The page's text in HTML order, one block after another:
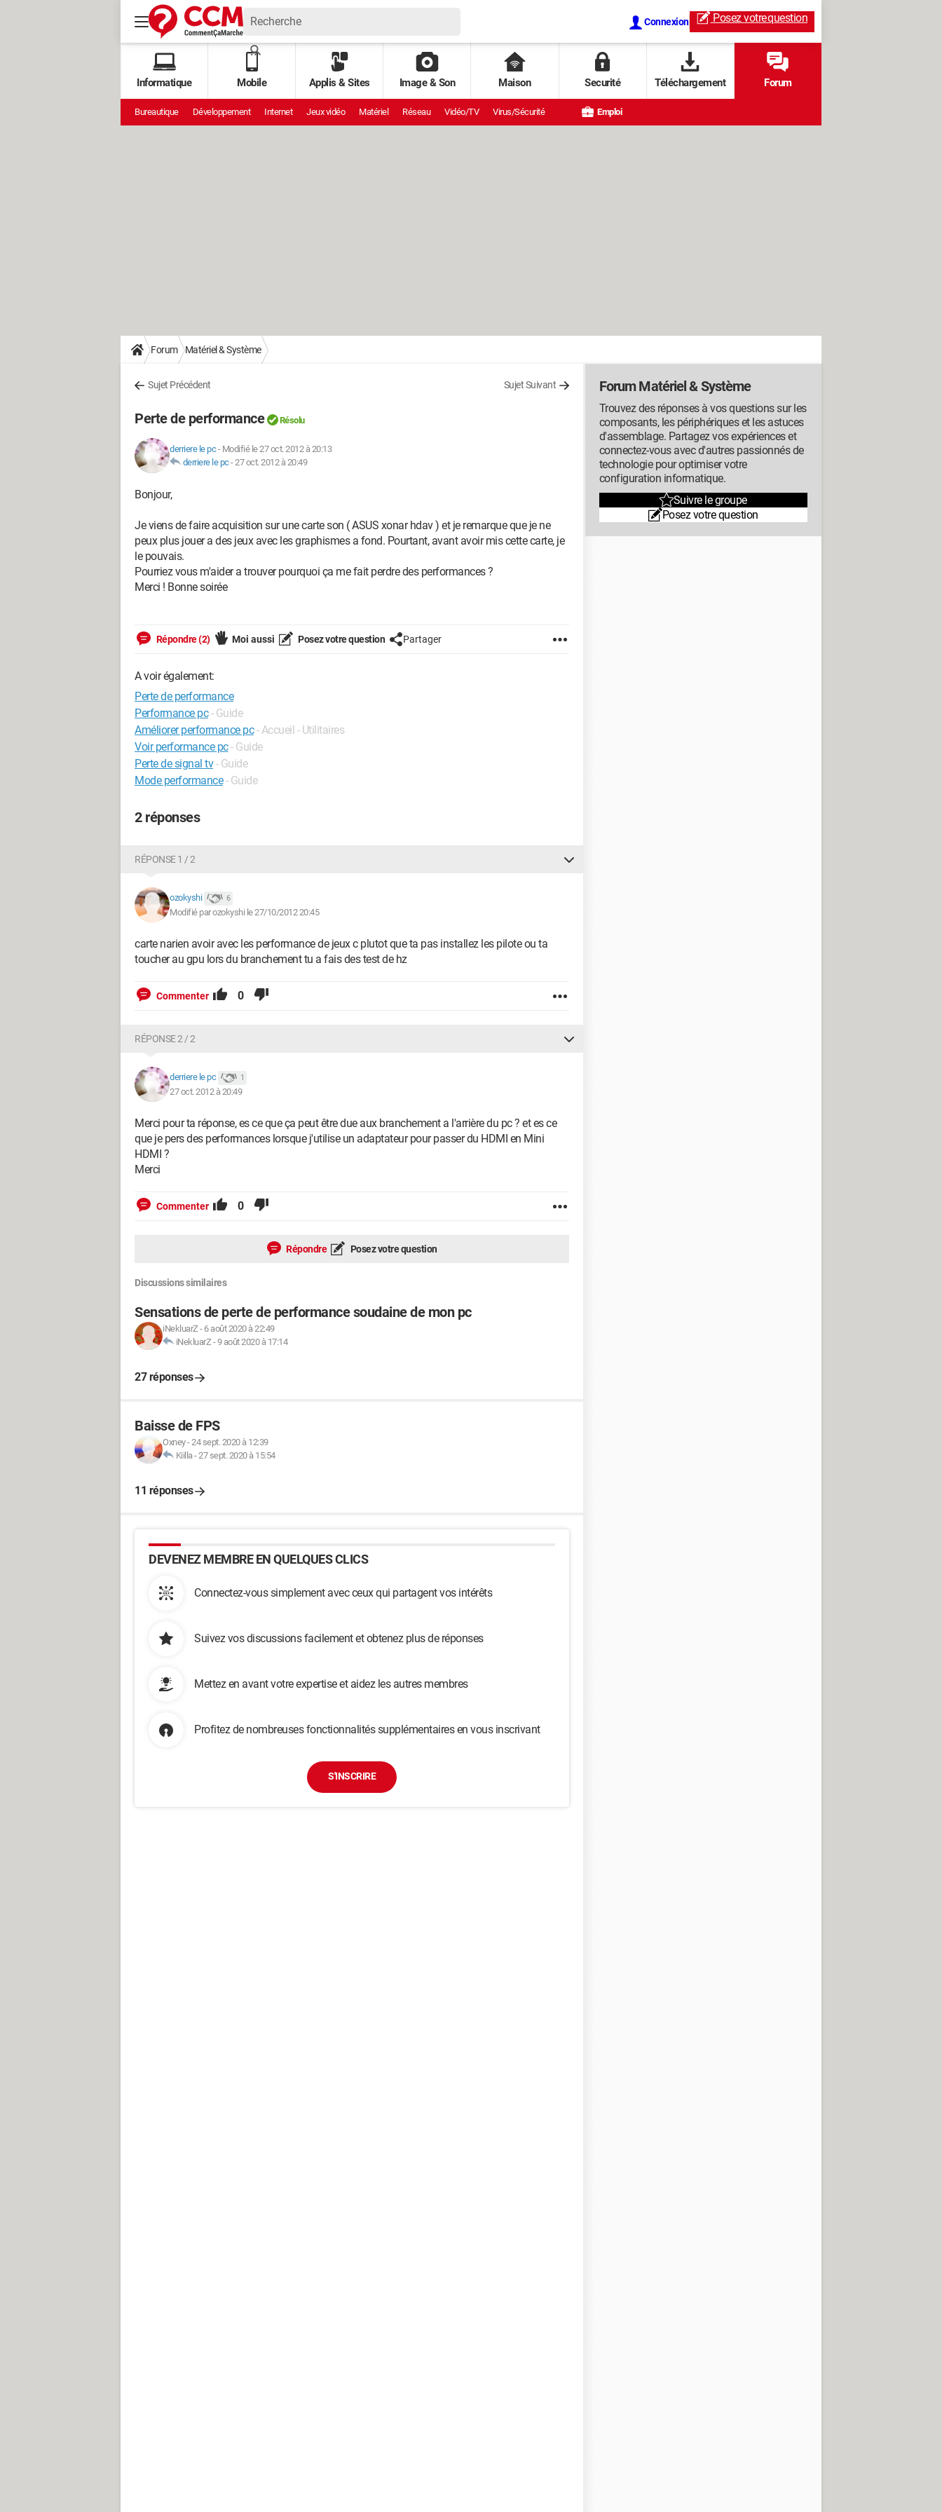
Connexion Posez votrequestion
Informatique Mobile Applis & Sites Image & Son Maison Securité Téléchargement Forum
Bureautique Développement Internet Jeux vidéo Matériel Réseau Vidéo/TV Virus/Sécurité Emploi
Forum Matériel & Système
Sujet Précédent Sujet Suivant
Perte de performance Résolu
derriere le pc- Modifié le 27 oct. 2012 à 20:13
derriere le pc-27 oct. 2012 à 20:49
Bonjour,
Je viens de faire acquisition sur une carte son ( ASUS xonar hdav ) et je remarque que je ne
peux plus jouer a des jeux avec les graphismes a fond. Pourtant, avant avoir mis cette carte, je
le pouvais.
Pourriez vous m'aider a trouver pourquoi ça me fait perdre des performances ?
Merci ! Bonne soirée
Répondre (2) Moi aussi Posez votre question Partager
A voir également:
Perte de performance
Performance pc - Guide
Améliorer performance pc - Accueil - Utilitaires
Voir performance pc- Guide
Perte de signal tv - Guide
Mode performance - Guide
2 réponses
RÉPONSE 1 / 2
ozokyshi 6
Modifié par ozokyshi le 27/10/2012 20:45
carte narien avoir avec les performance de jeux c plutot que ta pas installez les pilote ou ta
toucher au gpu lors du branchement tu a fais des test de hz
Commenter 0
RÉPONSE 2 / 2
derriere le pc 1
27 oct. 2012 à 20:49
Merci pour ta réponse, es ce que ça peut être due aux branchement a l'arrière du pc ? et es ce
que je pers des performances lorsque j'utilise un adaptateur pour passer du HDMI en Mini
HDMI ?
Merci
Commenter 0
Répondre Posez votre question
Discussions similaires
Sensations de perte de performance soudaine de mon pc
iNekluarZ- 6 août 2020 à 22:49
iNekluarZ-9 août 2020 à 17:14
27 réponses
Baisse de FPS
Oxney-24 sept. 2020 à 12:39
Kiilla-27 sept. 2020 à 15:54
11 réponses
DEVENEZ MEMBRE EN QUELQUES CLICS
Connectez-vous simplement avec ceux qui partagent vos intérêts
Suivez vos discussions facilement et obtenez plus de réponses
Mettez en avant votre expertise et aidez les autres membres
Profitez de nombreuses fonctionnalités supplémentaires en vous inscrivant
S'INSCRIRE
Forum Matériel & Système
Trouvez des réponses à vos questions sur les
composants, les périphériques et les astuces
d'assemblage. Partagez vos expériences et
connectez-vous avec d'autres passionnés de
technologie pour optimiser votre
configuration informatique.
Suivre le groupe
Posez votre question